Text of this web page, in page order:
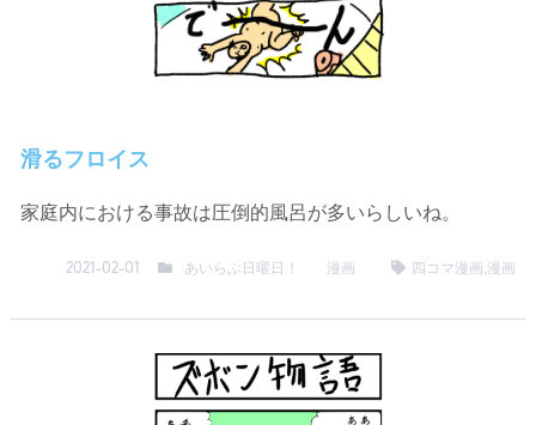
滑るフロイス
家庭内における事故は圧倒的風呂が多いらしいね。
2021-02-01 あいらぶ日曜日！ 漫画 四コマ漫画 ,漫画